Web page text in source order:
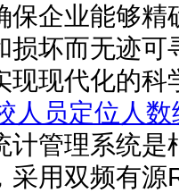
保企业能够
损坏而无迹
现现代化的
人员定位人
计管理系统
采用双频有